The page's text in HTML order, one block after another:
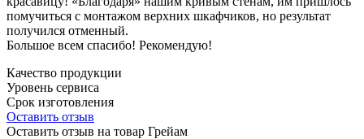
помучиться с монтажом верхних шкафчиков, но результат
получился отменный.
Большое всем спасибо! Рекомендую!
Качество продукции
Уровень сервиса
Срок изготовления
Оставить отзыв
Оставить отзыв на товар Грейам